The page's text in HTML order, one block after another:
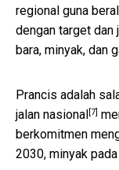
regional guna
dengan target dan
bara, minyak, dan
Prancis adalah
jalan nasional [7]
berkomitmen
2030, minyak